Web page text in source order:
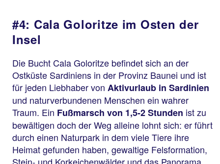
#4: Cala Goloritze im Osten der
Insel
Die Bucht Cala Goloritze befindet sich an der
Ostküste Sardiniens in der Provinz Baunei und ist
für jeden Liebhaber von Aktivurlaub in Sardinien
und naturverbundenen Menschen ein wahrer
Traum. Ein Fußmarsch von 1,5-2 Stunden ist zu
bewältigen doch der Weg alleine lohnt sich: er führt
durch einen Naturpark in dem viele Tiere ihre
Heimat gefunden haben, gewaltige Felsformation,
Stein- und Korkeichenwälder und das Panorama